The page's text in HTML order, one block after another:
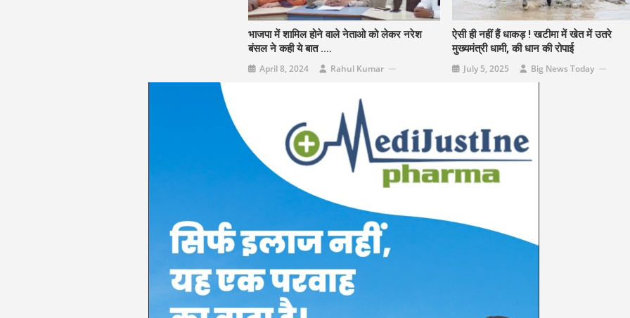
भाजपा में शामिल होने वाले नेताओ को लेकर नरेश
बंसल ने कही ये बात .…
April 8, 2024 Rahul Kumar
ऐसी ही नहीं हैं धाकड़ ! खटीमा में खेत में उतरे
मुख्यमंत्री धामी, की धान की रोपाई
July 5, 2025 Big News Today